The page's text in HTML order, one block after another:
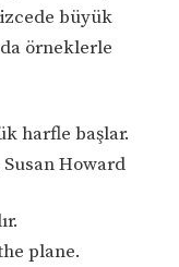
büyük
örneklerle
harfle başlar.
Howard
plane.